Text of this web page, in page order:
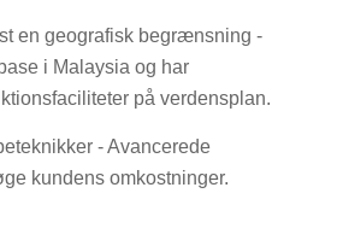
en geografisk begrænsning -
i Malaysia og har
på verdensplan.
- Avancerede
kundens omkostninger.